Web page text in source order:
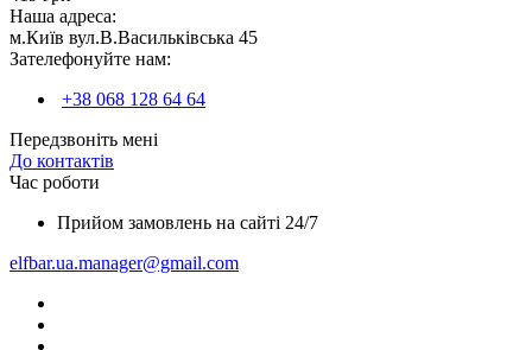
Наша адреса:
м.Київ вул.В.Васильківська 45
Зателефонуйте нам:
+38 068 128 64 64
Передзвоніть мені
До контактів
Час роботи
Прийом замовлень на сайті 24/7
elfbar.ua.manager@gmail.com